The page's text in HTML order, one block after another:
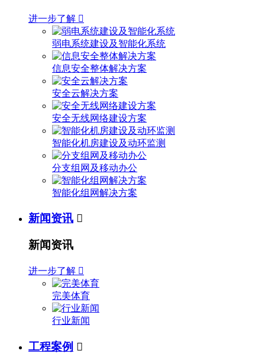
进一步了解 
弱电系统建设及智能化系统
信息安全整体解决方案
安全云解决方案
安全无线网络建设方案
智能化机房建设及动环监测
分支组网及移动办公
智能化组网解决方案
新闻资讯 
新闻资讯
进一步了解 
完美体育
行业新闻
工程案例 